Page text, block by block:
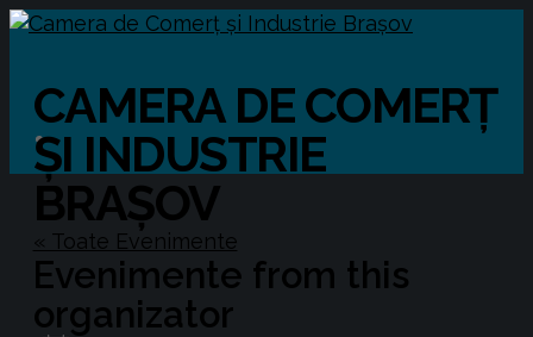
CAMERA DE COMERȚ
ȘI INDUSTRIE
BRAȘOV
« Toate Evenimente
Evenimente from this
organizator